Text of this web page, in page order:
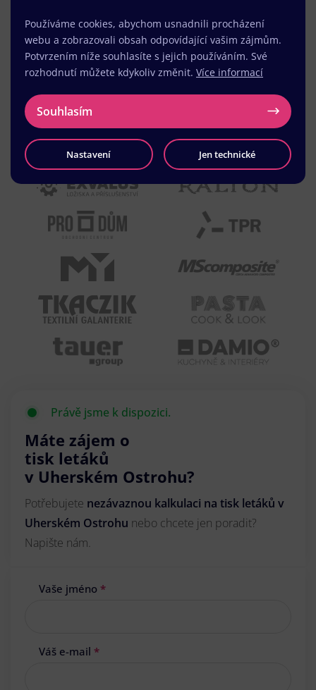
Právě jsme k dispozici.
Máte zájem o
tisk letáků
v Uherském Ostrohu?
Potřebujete nezávaznou kalkulaci na tisk letáků v
Uherském Ostrohu nebo chcete jen poradit?
Napište nám.
Vaše jméno *
Váš e-mail *
Používáme cookies, abychom usnadnili procházení
webu a zobrazovali obsah odpovídající vašim zájmům.
Potvrzením níže souhlasíte s jejich používáním. Své
rozhodnutí můžete kdykoliv změnit. Více informací
Souhlasím
Nastavení Jen technické